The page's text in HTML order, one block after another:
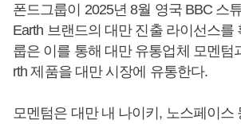
폰드그룹이 2025년 8월 영국 BBC 스
Earth 브랜드의 대만 진출 라이선스를
룹은 이를 통해 대만 유통업체 모멘텀
rth 제품을 대만 시장에 유통한다.
모멘텀은 대만 내 나이키, 노스페이스